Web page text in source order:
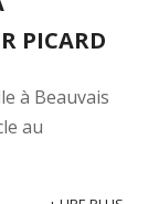
PICARD
à Beauvais
au